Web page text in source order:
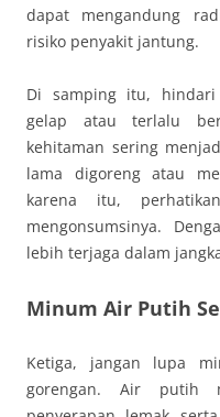
dapat mengandung
risiko penyakit jantung.
Di samping itu,
gelap atau terlalu
kehitaman sering
lama digoreng atau
karena itu,
mengonsumsinya.
lebih terjaga dalam
Minum Air Putih
Ketiga, jangan lupa
gorengan. Air putih